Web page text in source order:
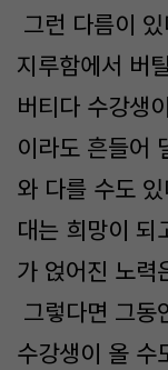
그런 다름이
지루함에서 버
버티다 수강생
이라도 흔들어
와 다를 수도
대는 희망이 되
가 얹어진 노력
그렇다면 그동
수강생이 올 수